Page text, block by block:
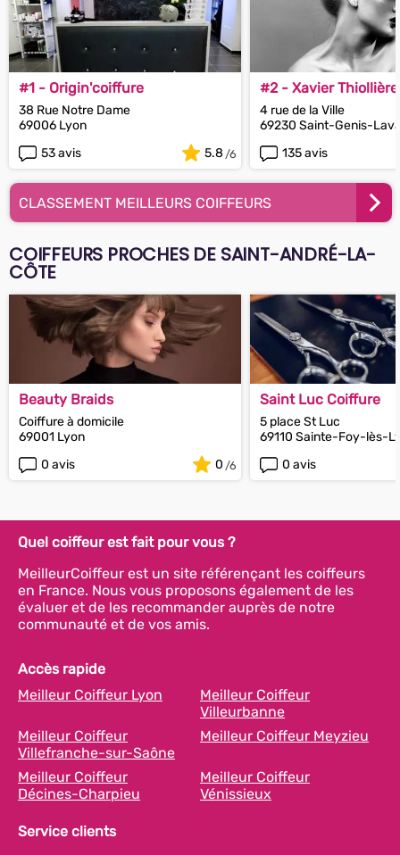
#1 - Origin'coiffure
38 Rue Notre Dame
69006 Lyon
53 avis
5.8
#2 - Xavier Thiollière
4 rue de la Ville
69230 Saint-Genis-
135 avis
CLASSEMENT MEILLEURS COIFFEURS
COIFFEURS PROCHES DE SAINT-ANDRÉ-LA-
CÔTE
Beauty Braids
Coiffure à domicile
69001 Lyon
0 avis
0
Saint Luc Coiffure
5 place St Luc
69110 Sainte-Foy-lès-
0 avis
Quel coiffeur est fait pour vous ?
MeilleurCoiffeur est un site référençant les coiffeurs
en France. Nous vous proposons également de les
évaluer et de les recommander auprès de notre
communauté et de vos amis.
Accès rapide
Meilleur Coiffeur Lyon
Meilleur Coiffeur
Villeurbanne
Meilleur Coiffeur
Villefranche-sur-Saône
Meilleur Coiffeur Meyzieu
Meilleur Coiffeur
Décines-Charpieu
Meilleur Coiffeur
Vénissieux
Service clients